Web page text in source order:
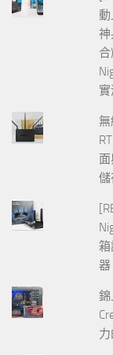
動
神
合
儲
器
力